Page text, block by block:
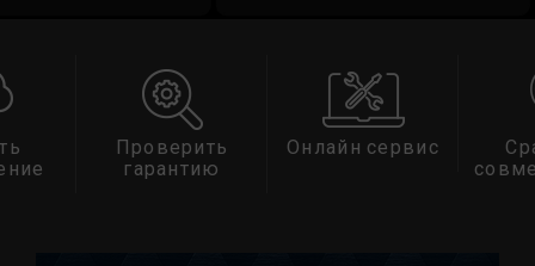
Проверить
гарантию
Онлайн сервис